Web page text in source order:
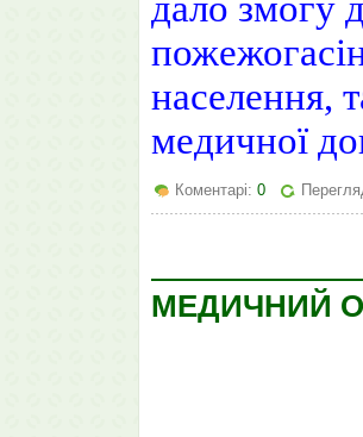
дало змогу
населення,
медичної
Коментарі: 0
МЕДИЧНИЙ